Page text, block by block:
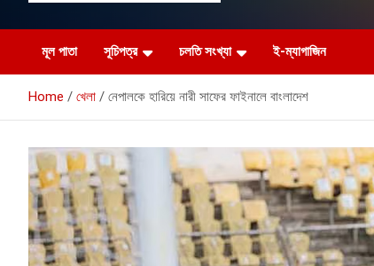
রঙ বেরঙ
মূল পাতা সূচিপত্র চলতি সংখ্যা ই-ম্যাগাজিন
Home খেলা নেপালকে হারিয়ে নারী সাফের ফাইনালে বাংলাদেশ